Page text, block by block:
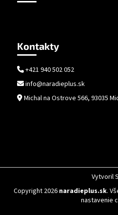
Kontakty
+421 940 502 052
info@naradieplus.sk
Michal na Ostrove 566, 93035
Vytvoril
Copyright 2026 naradieplus.sk.
nastavenie